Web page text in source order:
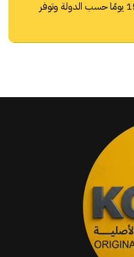
تتراوح مدة الشحن من 10 إلى 15 يومًا حسب الدولة وتوفر